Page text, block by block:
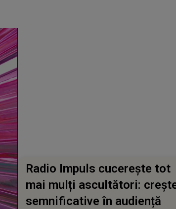
Radio Impuls cucerește tot
mai mulți ascultători:
semnificative în audiență